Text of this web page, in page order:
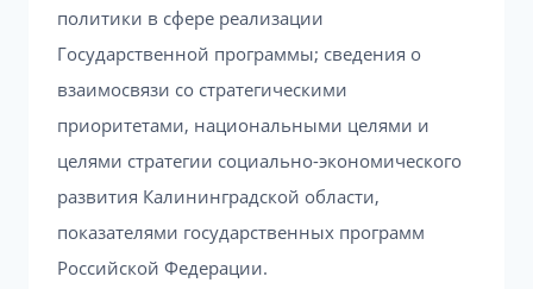
политики в сфере реализации
Государственной программы; сведения о
взаимосвязи со стратегическими
приоритетами, национальными целями и
целями стратегии социально-экономического
развития Калининградской области,
показателями государственных программ
Российской Федерации.